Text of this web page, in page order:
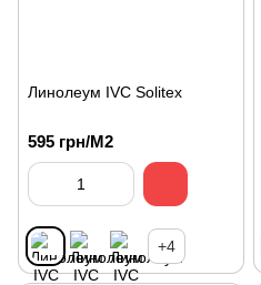
Линолеум IVC Solitex
595 грн/М2
+4